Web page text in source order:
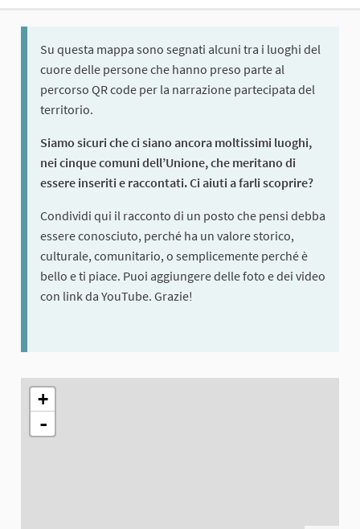
Su questa mappa sono segnati alcuni tra i luoghi del
cuore delle persone che hanno preso parte al
percorso QR code per la narrazione partecipata del
territorio.
Siamo sicuri che ci siano ancora moltissimi luoghi,
nei cinque comuni dell’Unione, che meritano di
essere inseriti e raccontati. Ci aiuti a farli scoprire?
Condividi qui il racconto di un posto che pensi debba
essere conosciuto, perché ha un valore storico,
culturale, comunitario, o semplicemente perché è
bello e ti piace. Puoi aggiungere delle foto e dei video
con link da YouTube. Grazie!
The following element is a map which presents the items on
+
-